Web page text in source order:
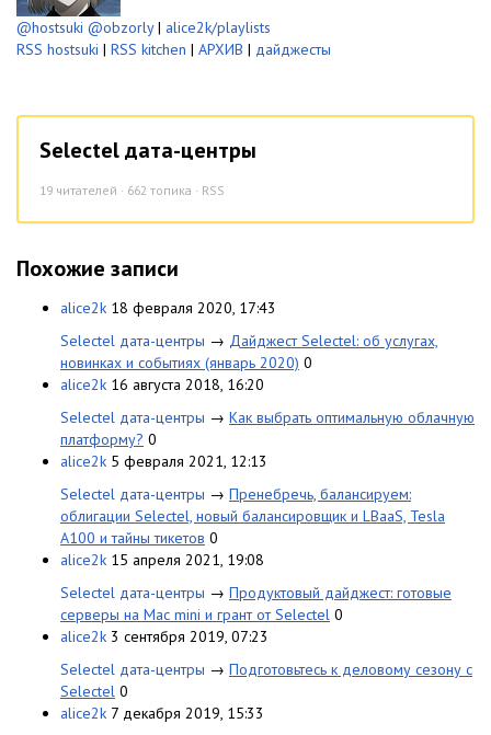
@hostsuki @obzorly| alice2k/playlists
RSS hostsuki | RSS kitchen | АРХИВ | дайджесты
Selectel дата-центры
19 читателей · 662 топика · RSS
Похожие записи
alice2k 18 февраля 2020, 17:43
Selectel дата-центры → Дайджест Selectel: об услугах,
новинках и событиях (январь 2020) 0
alice2k 16 августа 2018, 16:20
Selectel дата-центры → Как выбрать оптимальную облачную
платформу? 0
alice2k 5 февраля 2021, 12:13
Selectel дата-центры → Пренебречь, балансируем:
облигации Selectel, новый балансировщик и LBaaS, Tesla
A100 и тайны тикетов 0
alice2k 15 апреля 2021, 19:08
Selectel дата-центры → Продуктовый дайджест: готовые
серверы на Mac mini и грант от Selectel 0
alice2k 3 сентября 2019, 07:23
Selectel дата-центры → Подготовьтесь к деловому сезону с
Selectel 0
alice2k 7 декабря 2019, 15:33